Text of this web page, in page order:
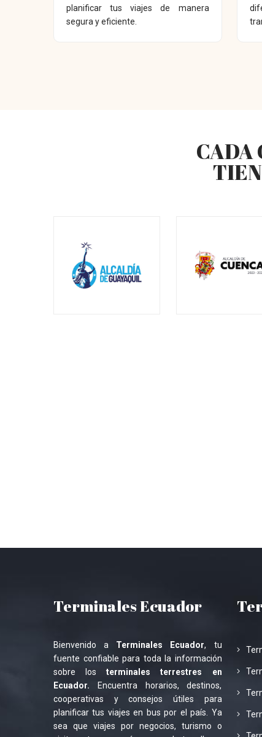
planificar tus viajes de manera
segura y eficiente.
CADA
Terminales Ecuador
Bienvenido a Terminales Ecuador, tu
fuente confiable para toda la información
sobre losterminales terrestres en
Ecuador. Encuentra horarios, destinos,
cooperativas y consejos útiles para
planificar tus viajes en bus por el país. Ya
sea que viajes por negocios, turismo o